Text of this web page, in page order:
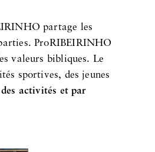
partage les
ProRIBEIRINHO
valeurs bibliques. Le
sportives, des jeunes
activités et par